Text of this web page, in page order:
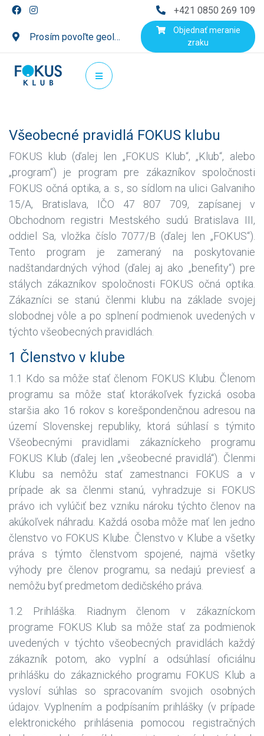
Prosím povoľte geolokáciu
+421 0850 269 109
Objednať meranie
zraku
Všeobecné pravidlá FOKUS klubu
FOKUS klub (ďalej len „FOKUS Klub“, „Klub“, alebo
„program“) je program pre zákazníkov spoločnosti
FOKUS očná optika, a. s., so sídlom na ulici Galvaniho
15/A, Bratislava, IČO 47 807 709, zapísanej v
Obchodnom registri Mestského sudú Bratislava III,
oddiel Sa, vložka číslo 7077/B (ďalej len „FOKUS“).
Tento program je zameraný na poskytovanie
nadštandardných výhod (ďalej aj ako „benefity“) pre
stálych zákazníkov spoločnosti FOKUS očná optika.
Zákazníci se stanú členmi klubu na základe svojej
slobodnej vôle a po splnení podmienok uvedených v
týchto všeobecných pravidlách.
1 Členstvo v klube
1.1 Kdo sa môže stať členom FOKUS Klubu. Členom
programu sa môže stať ktorákoľvek fyzická osoba
staršia ako 16 rokov s korešpondenčnou adresou na
území Slovenskej republiky, ktorá súhlasí s týmito
Všeobecnými pravidlami zákazníckeho programu
FOKUS Klub (ďalej len „všeobecné pravidlá“). Členmi
Klubu sa nemôžu stať zamestnanci FOKUS a v
prípade ak sa členmi stanú, vyhradzuje si FOKUS
právo ich vylúčiť bez vzniku nároku týchto členov na
akúkoľvek náhradu. Každá osoba môže mať len jedno
členstvo vo FOKUS Klube. Členstvo v Klube a všetky
práva s týmto členstvom spojené, najmä všetky
výhody pre členov programu, sa nedajú previesť a
nemôžu byť predmetom dedičského práva.
1.2 Prihláška. Riadnym členom v zákazníckom
programe FOKUS Klub sa môže stať za podmienok
uvedených v týchto všeobecných pravidlách každý
zákazník potom, ako vyplní a odsúhlasí oficiálnu
prihlášku do zákaznického programu FOKUS Klub a
vysloví súhlas so spracovaním svojich osobných
údajov. Vyplnením a podpísaním prihlášky (v prípade
elektronického prihlásenia pomocou registračných